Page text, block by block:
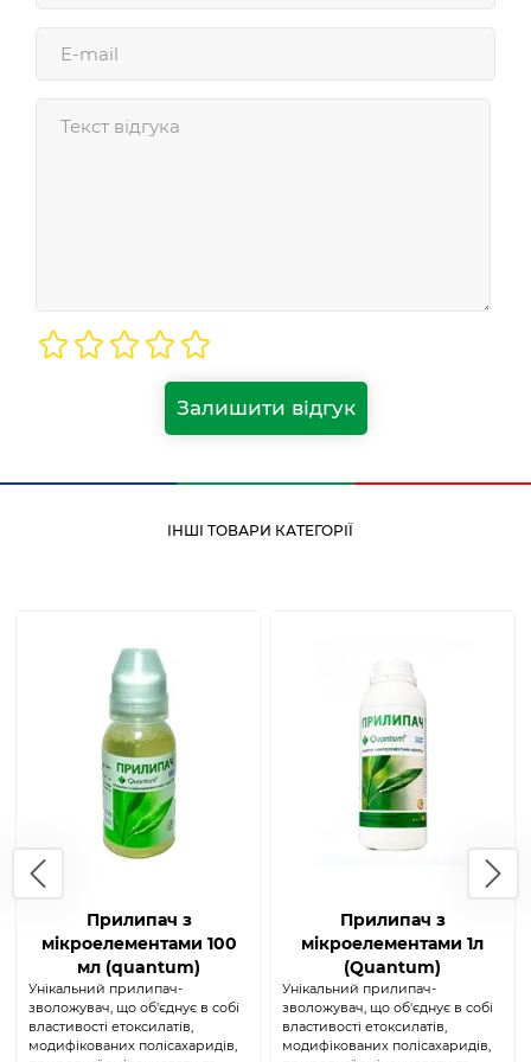
Залишити відгук
ІНШІ ТОВАРИ КАТЕГОРІЇ
Прилипач з
мікроелементами 100
мл (quantum)
Унікальний прилипач-
зволожувач, що об'єднує в собі
властивості етоксилатів,
модифікованих полісахаридів,
Прилипач з
мікроелементами 1л
(Quantum)
Унікальний прилипач-
зволожувач, що об'єднує в собі
властивості етоксилатів,
модифікованих полісахаридів,